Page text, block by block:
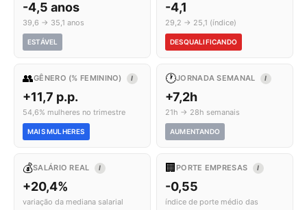
-4,5 anos
39,6 → 35,1 anos
ESTÁVEL
-4,1
29,2 → 25,1 (índice)
DESQUALIFICANDO
👥GÊNERO (% FEMININO) I
+11,7 p.p.
54,6% mulheres no trimestre
MAIS MULHERES
🕐JORNADA SEMANAL I
+7,2h
21h → 28h semanais
AUMENTANDO
💰SALÁRIO REAL I
+20,4%
variação da mediana salarial
🏢 PORTE EMPRESAS I
-0,55
índice de porte médio das